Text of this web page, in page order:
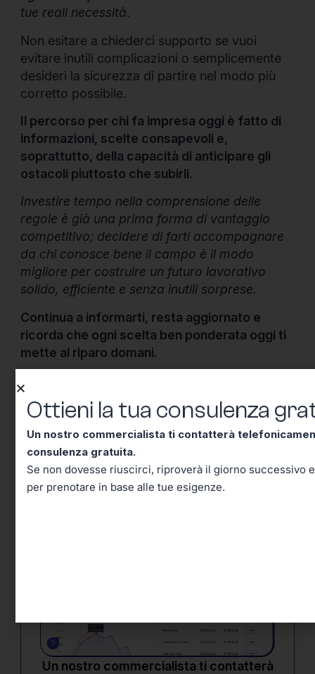
tue reali necessità.
Non esitare a chiederci supporto se vuoi
evitare inutili complicazioni o semplicemente
desideri la sicurezza di partire nel modo più
corretto possibile.
Il percorso per chi fa impresa oggi è fatto di
informazioni, scelte consapevoli e,
soprattutto, della capacità di anticipare gli
ostacoli piuttosto che subirli.
Investire tempo nella comprensione delle
regole è già una prima forma di vantaggio
competitivo; decidere di farti accompagnare
da chi conosce bene il campo è il modo
migliore per costruire un futuro lavorativo
solido, efficiente e senza inutili sorprese.
Continua a informarti, resta aggiornato e
ricorda che ogni scelta ben ponderata oggi ti
mette al riparo domani.
Ottieni la tua consulenza
gratuita!
Un nostro commercialista ti contatterà
Ottieni la tua consulenza
Un nostro commercialista ti contatterà
consulenza gratuita.
Se non dovesse riuscirci, riproverà il giorno successivo
per prenotare in base alle tue esigenze.